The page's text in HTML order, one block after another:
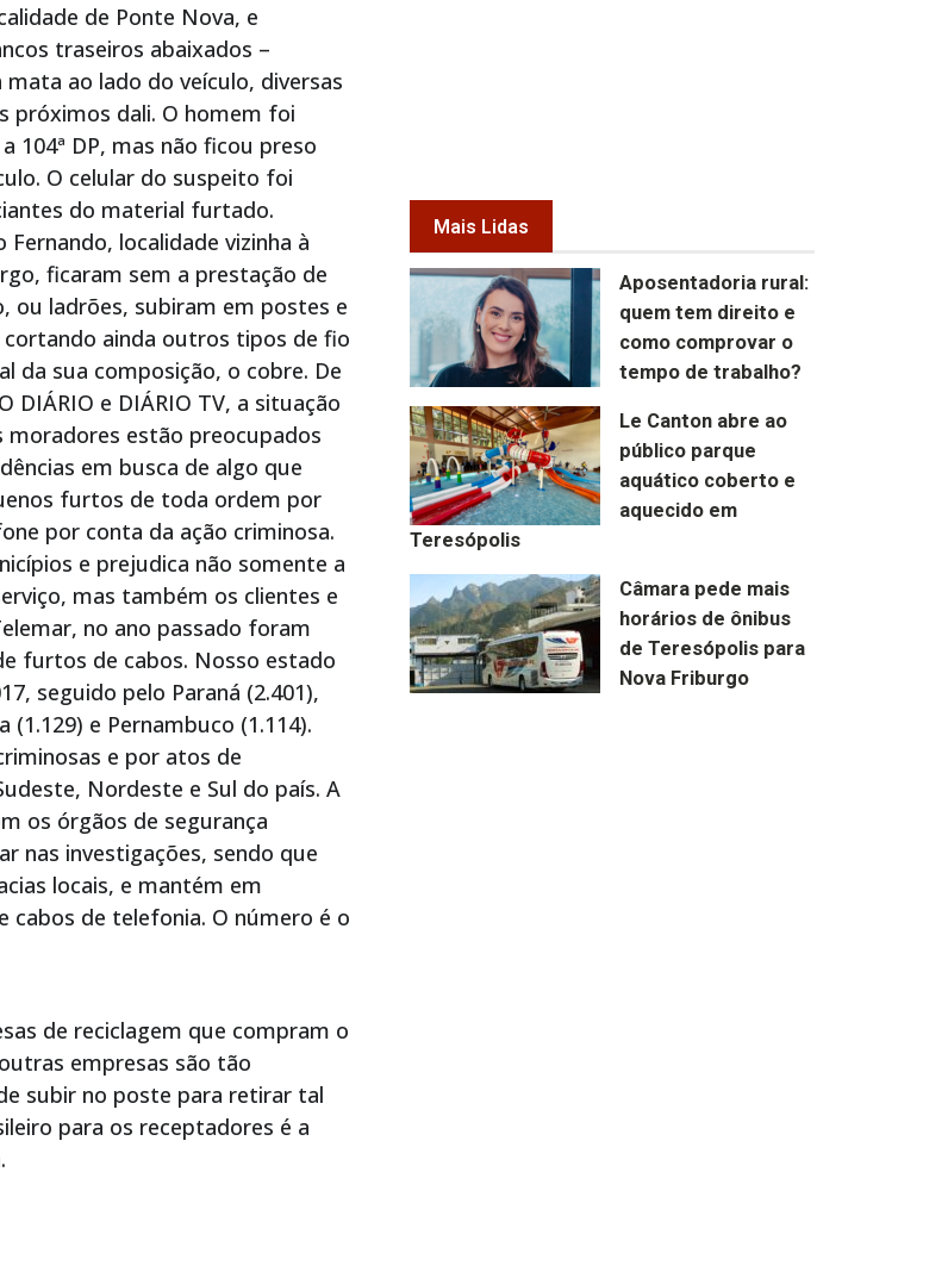
de Ponte Nova, e
traseiros abaixados –
ao lado do veículo, diversas
próximos dali. O homem foi
104ª DP, mas não ficou preso
O celular do suspeito foi
do material furtado.
localidade vizinha à
ficaram sem a prestação de
ou ladrões, subiram em postes e
ainda outros tipos de fio
da sua composição, o cobre. De
DIÁRIO e DIÁRIO TV, a situação
estão preocupados
em busca de algo que
furtos de toda ordem por
por conta da ação criminosa.
e prejudica não somente a
mas também os clientes e
no ano passado foram
furtos de cabos. Nosso estado
seguido pelo Paraná (2.401),
(1.129) e Pernambuco (1.114).
e por atos de
Nordeste e Sul do país. A
os órgãos de segurança
nas investigações, sendo que
locais, e mantém em
de telefonia. O número é o
de reciclagem que compram o
empresas são tão
subir no poste para retirar tal
para os receptadores é a
Mais Lidas
Aposentadoria rural:
quem tem direito e
como comprovar o
tempo de trabalho?
Le Canton abre ao
público parque
aquático coberto e
aquecido em
Teresópolis
Câmara pede mais
horários de ônibus
de Teresópolis para
Nova Friburgo